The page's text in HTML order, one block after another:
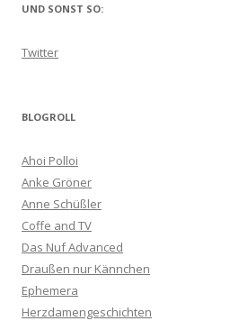
UND SONST SO:
Twitter
BLOGROLL
Ahoi Polloi
Anke Gröner
Anne Schüßler
Coffe and TV
Das Nuf Advanced
Draußen nur Kännchen
Ephemera
Herzdamengeschichten